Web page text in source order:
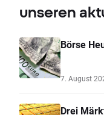
unseren
Börse
7. August
Drei